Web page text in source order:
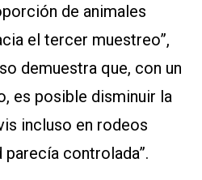
de animales
el tercer muestreo”,
demuestra que, con un
es posible disminuir la
incluso en rodeos
controlada”.